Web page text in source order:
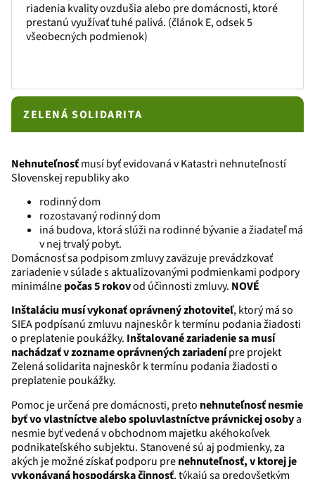
ZELENÁ SOLIDARITA
riadenia kvality ovzdušia alebo pre domácnosti, ktoré
prestanú využívať tuhé palivá. (článok E, odsek 5
všeobecných podmienok)
Nehnuteľnosťmusí byť evidovaná v Katastri nehnuteľností
Slovenskej republiky ako
rodinný dom
rozostavaný rodinný dom
iná budova, ktorá slúži na rodinné bývanie a žiadateľ má
v nej trvalý pobyt.
Domácnosť sa podpisom zmluvy zaväzuje prevádzkovať
zariadenie v súlade s aktualizovanými podmienkami podpory
minimálnepočas 5 rokovod účinnosti zmluvy. NOVÉ
Inštaláciu musí vykonať oprávnený zhotoviteľ, ktorý má so
SIEA podpísanú zmluvu najneskôr k termínu podania žiadosti
o preplatenie poukážky. Inštalované zariadenie sa musí
nachádzať v zozname oprávnených zariadenípre projekt
Zelená solidarita najneskôr k termínu podania žiadosti o
preplatenie poukážky.
Pomoc je určená pre domácnosti, preto nehnuteľnosť nesmie
byť vo vlastníctve alebo spoluvlastníctve právnickej osobya
nesmie byť vedená v obchodnom majetku akéhokoľvek
podnikateľského subjektu. Stanovené sú aj podmienky, za
akých je možné získať podporu prenehnuteľnosť, v ktorej je
vykonávaná hospodárska činnosť, týkajú sa predovšetkým